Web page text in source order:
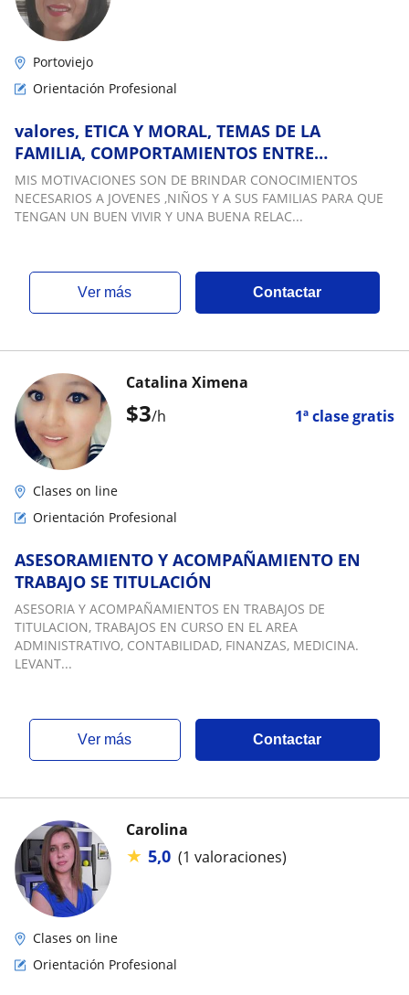
Portoviejo
Orientación Profesional
valores, ETICA Y MORAL, TEMAS DE LA
FAMILIA, COMPORTAMIENTOS ENTRE
COMPAPAÑEROS, ENTRE OTROS
MIS MOTIVACIONES SON DE BRINDAR CONOCIMIENTOS
NECESARIOS A JOVENES ,NIÑOS Y A SUS FAMILIAS PARA QUE
TENGAN UN BUEN VIVIR Y UNA BUENA RELAC...
ver más Contactar
$3/h 1ª clase gratis
Catalina Ximena
Clases on line
Orientación Profesional
ASESORAMIENTO Y ACOMPAÑAMIENTO EN
TRABAJO SE TITULACIÓN
ASESORIA Y ACOMPAÑAMIENTOS EN TRABAJOS DE
TITULACION, TRABAJOS EN CURSO EN EL AREA
ADMINISTRATIVO, CONTABILIDAD, FINANZAS, MEDICINA.
LEVANT...
ver más Contactar
Carolina
★ 5,0 (1 valoraciones)
Clases on line
Orientación Profesional